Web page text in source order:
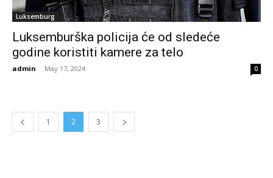
Luksemburg
Luksemburška policija će od sledeće
godine koristiti kamere za telo
admin - May 17, 2024 0
1 2 3